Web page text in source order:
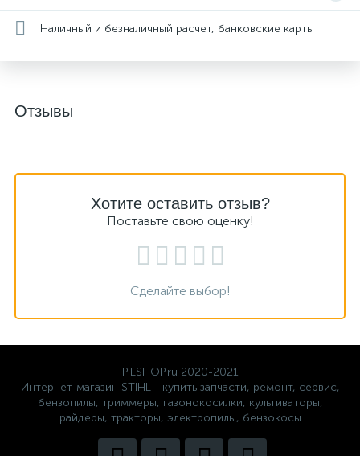
Наличный и безналичный расчет, банковские карты
Отзывы
Хотите оставить отзыв?
Поставьте свою оценку!
Сделайте выбор!
PILSHOP.ru 2020-2021
Интернет-магазин STIHL - купить запчасти, ремонт, сервис,
бензопилы, триммеры, газонокосилки, культиваторы,
райдеры, тракторы, электропилы, бензокосы